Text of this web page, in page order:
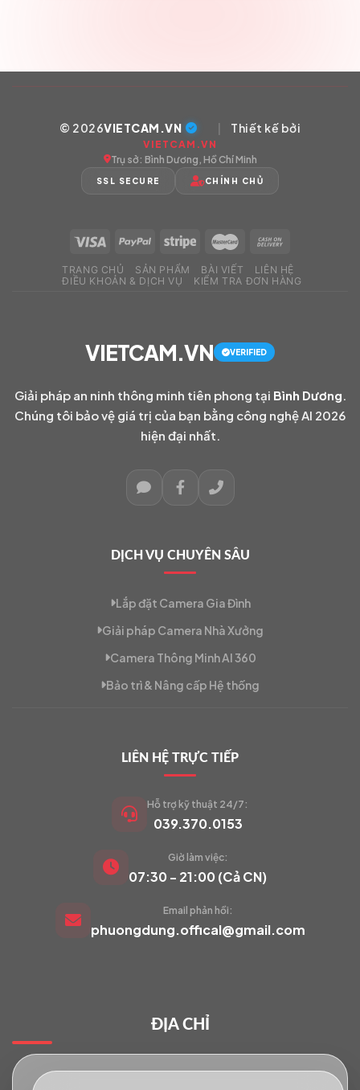
VIETCAM.VN
Đang trực tuyến
© 2026VIETCAM.VN | Thiết kế bởi
VIETCAM.VN
Trụ sở: Bình Dương, Hồ Chí Minh
SSL SECURE CHÍNH CHỦ
TRANG CHỦ SẢN PHẨM BÀI VIẾT
LIÊN HỆ
ĐIỀU KHOẢN & DỊCH VỤ
KIỂM TRA ĐƠN HÀNG
VIETCAM.VN VERIFIED
Giải pháp an ninh thông minh tiên phong tại Bình Dương
Chúng tôi bảo vệ giá trị của bạn bằng công nghệ AI 2026
hiện đại nhất.
DỊCH VỤ CHUYÊN SÂU
Lắp đặt Camera Gia Đình
Giải pháp Camera Nhà Xưởng
Camera Thông Minh AI 360
Bảo trì & Nâng cấp Hệ thống
LIÊN HỆ TRỰC TIẾP
Hỗ trợ kỹ thuật 24/7:
039.370.0153
Giờ làm việc:
07:30 - 21:00 (Cả CN)
Email phản hồi:
phuongdung.offical@gmail.com
ĐỊA CHỈ